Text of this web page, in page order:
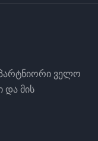
ველო
და მის